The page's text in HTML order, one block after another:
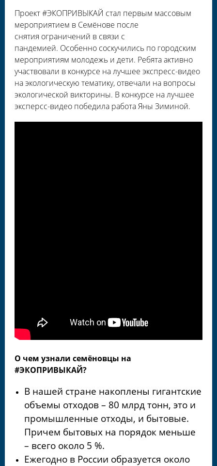
Проект #ЭКОПРИВЫКАЙ стал первым массовым
мероприятием в Семёнове после
снятия ограничений в связи с
пандемией. Особенно соскучились по городским
мероприятиям молодежь и дети. Ребята активно
участвовали в конкурсе на лучшее экспресс-видео
на экологическую тематику, отвечали на вопросы
экологической викторины. В конкурсе на лучшее
эксперсс-видео победила работа Яны Зиминой.
О чем узнали семёновцы на
#ЭКОПРИВЫКАЙ?
В нашей стране накоплены гигантские
объемы отходов – 80 млрд тонн, это и
промышленные отходы, и бытовые.
Причем бытовых на порядок меньше
– всего около 5 %.
Ежегодно в России образуется около